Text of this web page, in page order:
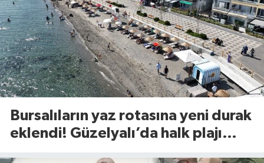
Bursalıların yaz rotasına yeni durak
eklendi! Güzelyalı’da halk plajı